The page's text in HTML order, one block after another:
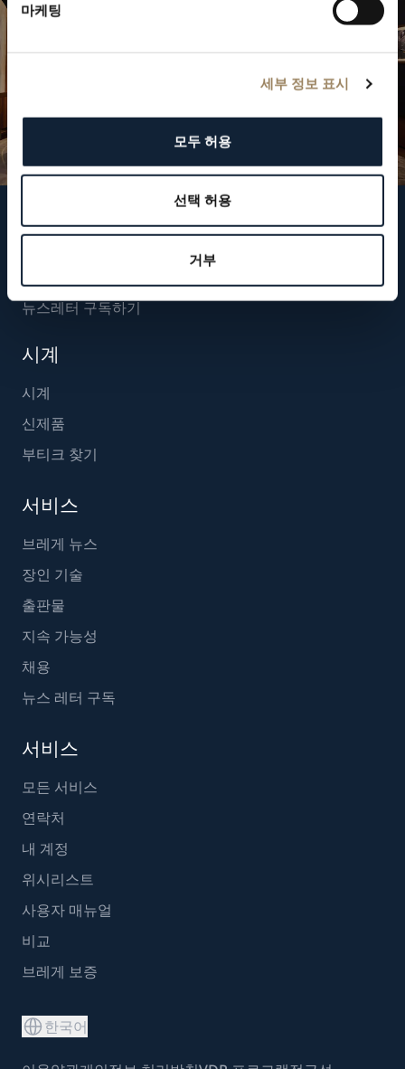
마케팅
세부 정보 표시
모두 허용
선택 허용
거부
브레게 팔로우하기
뉴스레터 구독하기
시계
시계
신제품
부티크 찾기
서비스
브레게 뉴스
장인 기술
출판물
지속 가능성
채용
뉴스 레터 구독
서비스
모든 서비스
연락처
내 계정
위시리스트
사용자 매뉴얼
비교
브레게 보증
한국어